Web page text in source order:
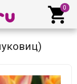
